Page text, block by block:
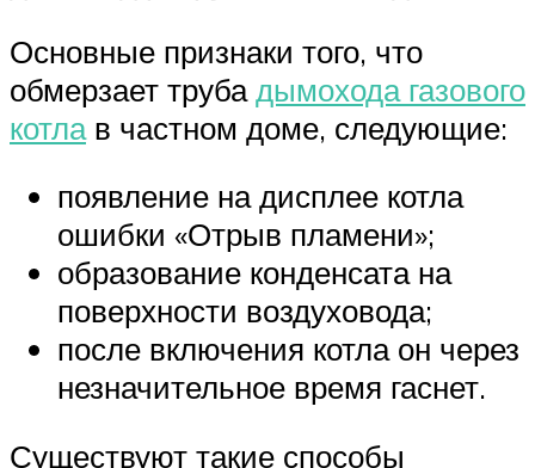
Основные признаки того, что
обмерзает трубадымохода газового
котлав частном доме, следующие:
появление на дисплее котла
ошибки «Отрыв пламени»;
образование конденсата на
поверхности воздуховода;
после включения котла он через
незначительное время гаснет.
Существуют такие способы